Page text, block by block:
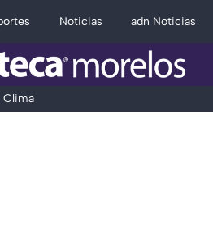
Noticias adn Noticias
Clima